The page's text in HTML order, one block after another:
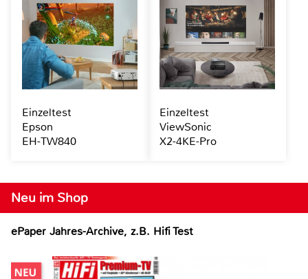
Neu im Shop
ePaper Jahres-Archive, z.B. Hifi Test
Einzeltest
Epson
EH-TW840
Einzeltest
ViewSonic
X2-4KE-Pro